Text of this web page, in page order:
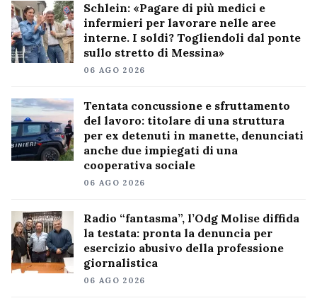
Schlein: «Pagare di più medici e
infermieri per lavorare nelle aree
interne. I soldi? Togliendoli dal ponte
sullo stretto di Messina»
06 AGO 2026
Tentata concussione e sfruttamento
del lavoro: titolare di una struttura
per ex detenuti in manette, denunciati
anche due impiegati di una
cooperativa sociale
06 AGO 2026
Radio “fantasma”, l’Odg Molise diffida
la testata: pronta la denuncia per
esercizio abusivo della professione
giornalistica
06 AGO 2026